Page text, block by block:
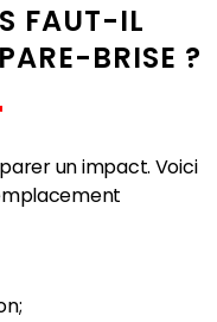
FAUT-IL
BRISE ?
un impact. Voici